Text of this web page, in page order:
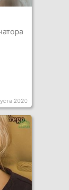
2020